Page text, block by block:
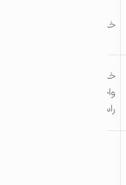
خیابان صنعت 1
واحد دوم سمت
راست